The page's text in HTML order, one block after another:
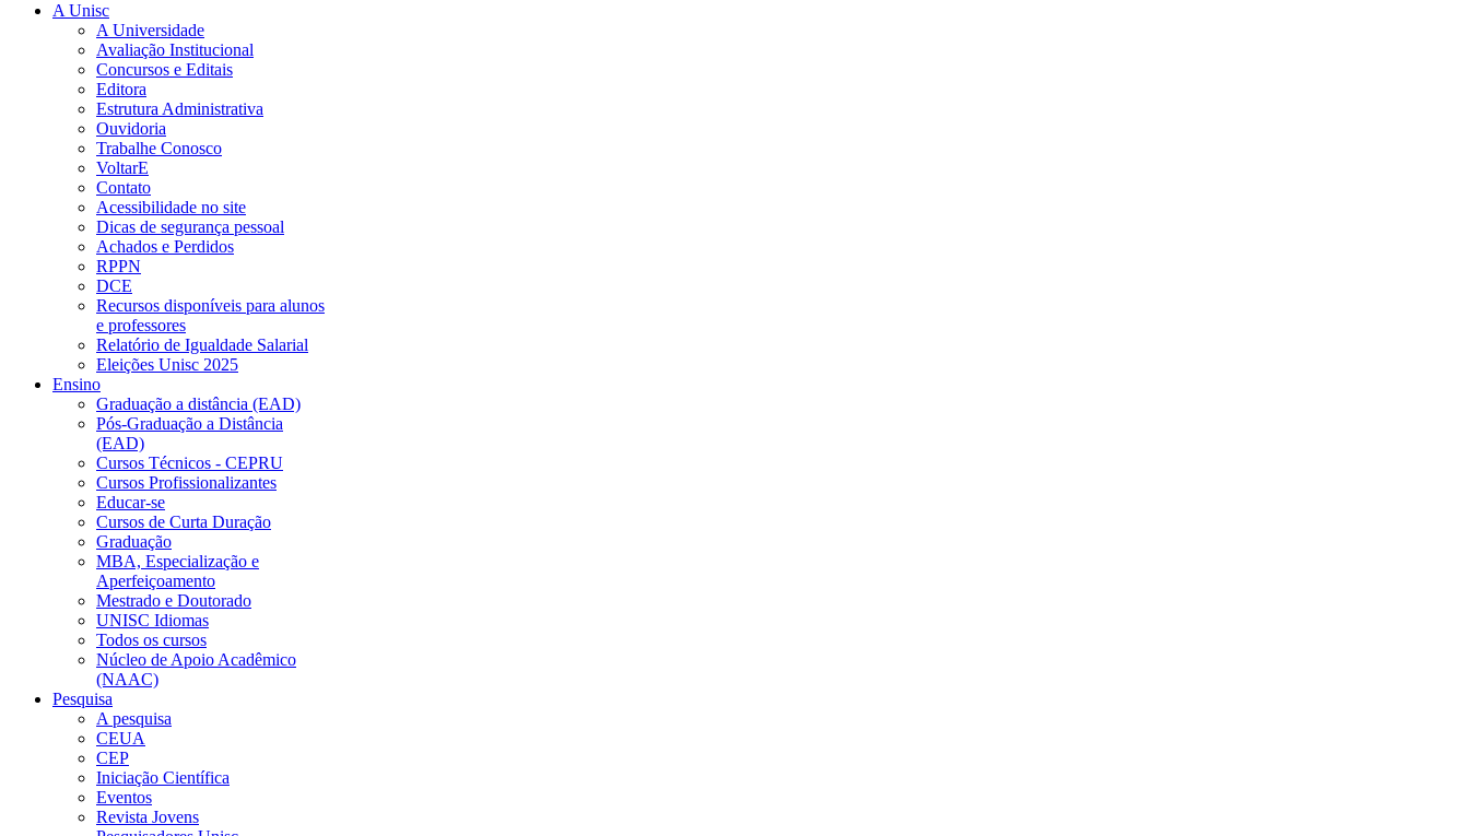
A Unisc
A Universidade
Avaliação Institucional
Concursos e Editais
Editora
Estrutura Administrativa
Ouvidoria
Trabalhe Conosco
VoltarE
Contato
Acessibilidade no site
Dicas de segurança pessoal
Achados e Perdidos
RPPN
DCE
Recursos disponíveis para alunos
e professores
Relatório de Igualdade Salarial
Eleições Unisc 2025
Ensino
Graduação a distância (EAD)
Pós-Graduação a Distância
(EAD)
Cursos Técnicos - CEPRU
Cursos Profissionalizantes
Educar-se
Cursos de Curta Duração
Graduação
MBA, Especialização e
Aperfeiçoamento
Mestrado e Doutorado
UNISC Idiomas
Todos os cursos
Núcleo de Apoio Acadêmico
(NAAC)
Pesquisa
A pesquisa
CEUA
CEP
Iniciação Científica
Eventos
Revista Jovens